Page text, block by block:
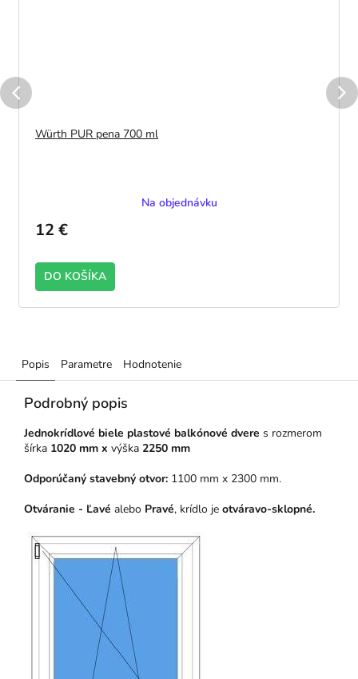
Würth PUR pena 700 ml
Na objednávku
12 €
DO KOŠÍKA
Popis Parametre Hodnotenie
Podrobný popis
Jednokrídlové biele plastové balkónové dvere s rozmerom
šírka 1020 mm x výška 2250 mm
Odporúčaný stavebný otvor: 1100 mm x 2300 mm.
Otváranie - Ľavé alebo Pravé, krídlo je otváravo-sklopné.